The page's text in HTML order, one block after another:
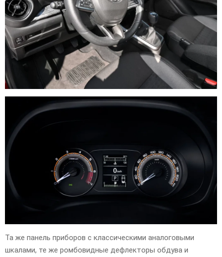
Та же панель приборов с классическими аналоговыми
шкалами, те же ромбовидные дефлекторы обдува и